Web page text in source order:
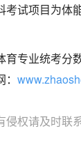
试项目为体
专业统考分
权请及时联